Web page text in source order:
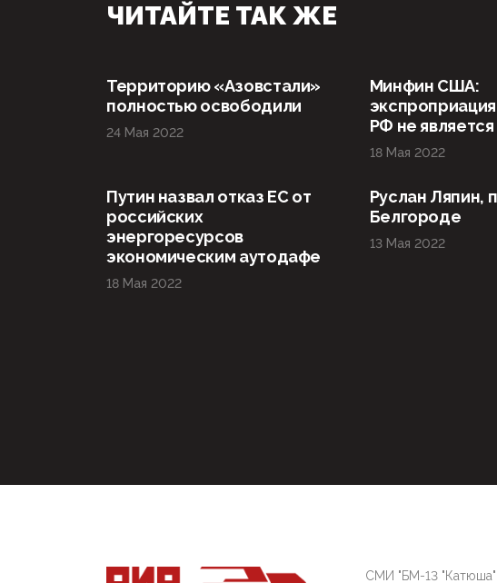
ЧИТАЙТЕ ТАК ЖЕ
Территорию «Азовстали»
полностью освободили
24 Мая 2022
Минфин США:
РФ не
18 Мая 2022
Путин назвал отказ ЕС от
российских
энергоресурсов
экономическим аутодафе
18 Мая 2022
Руслан Ляпин,
Белгороде
13 Мая 2022
СМИ "БМ-13